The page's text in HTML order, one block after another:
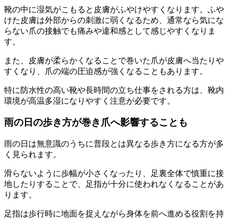
靴の中に湿気がこもると皮膚がふやけやすくなります。ふや
けた皮膚は外部からの刺激に弱くなるため、通常なら気にな
らない爪の接触でも痛みや違和感として感じやすくなりま
す。
また、皮膚が柔らかくなることで巻いた爪が皮膚へ当たりや
すくなり、爪の端の圧迫感が強くなることもあります。
特に防水性の高い靴や長時間の立ち仕事をされる方は、靴内
環境が高温多湿になりやすく注意が必要です。
雨の日の歩き方が巻き爪へ影響することも
雨の日は無意識のうちに普段とは異なる歩き方になる方が多
く見られます。
滑らないように歩幅が小さくなったり、足裏全体で慎重に接
地したりすることで、足指が十分に使われなくなることがあ
ります。
足指は歩行時に地面を捉えながら身体を前へ進める役割を持